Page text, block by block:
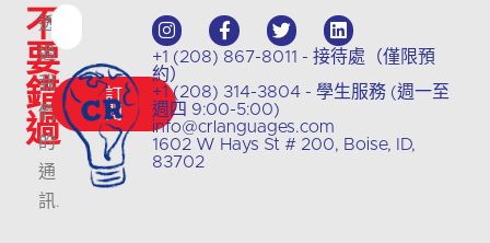
不
要
錯
過
透
過
我
們
的
通
訊.
訂
閱
+1 (208) 867-8011 - 接待處（僅限預
約）
+1 (208) 314-3804 - 學生服務 (週一至
週四 9:00-5:00)
info@crlanguages.com
1602 W Hays St # 200, Boise, ID,
83702